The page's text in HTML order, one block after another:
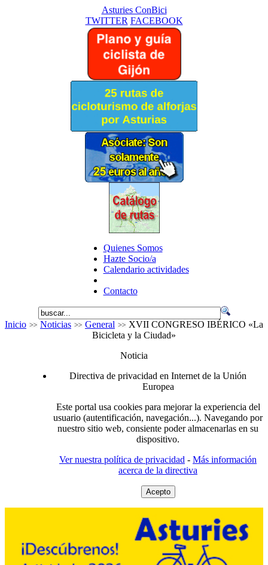
Asturies ConBici
TWITTER FACEBOOK
Quienes Somos
Hazte Socio/a
Calendario actividades
Contacto
Inicio Noticias General
XVII CONGRESO IBÉRICO «La
Bicicleta y la Ciudad»
Noticia
Directiva de privacidad en Internet de la Unión
Europea
Este portal usa cookies para mejorar la experiencia del
usuario (autentificación, navegación...). Navegando por
nuestro sitio web, consiente poder almacenarlas en su
dispositivo.
Ver nuestra política de privacidad - Más información
acerca de la directiva
Acepto